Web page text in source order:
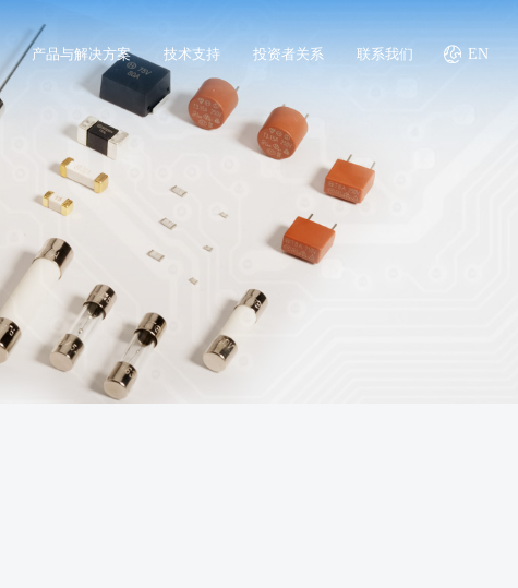
EN
产品与解决方案 技术支持 投资者关系 联系我们